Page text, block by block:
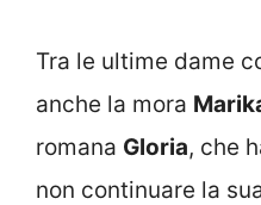
Tra le ultime dame
anche la mora
romana Gloria, che
non continuare la